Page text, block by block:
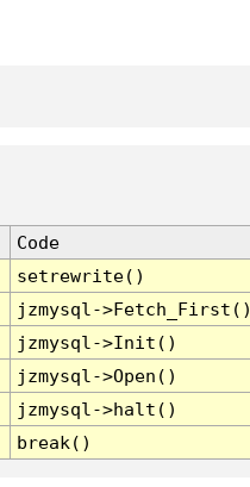
Code
setrewrite()
jzmysql-
jzmysql->Init()
jzmysql->Open()
jzmysql->halt()
break()